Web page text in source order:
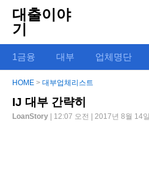
대출이야
기
1금융 대부 업체명단
HOME > 대부업체리스트
IJ 대부 간략히
LoanStory | 12:07 오전 | 2017년 8월 14일